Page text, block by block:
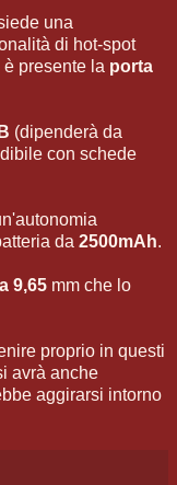
una
di hot-spot
presente la porta
(dipenderà da
con schede
da 2500mAh.
9,65 mm che lo
proprio in questi
avrà anche
aggirarsi intorno